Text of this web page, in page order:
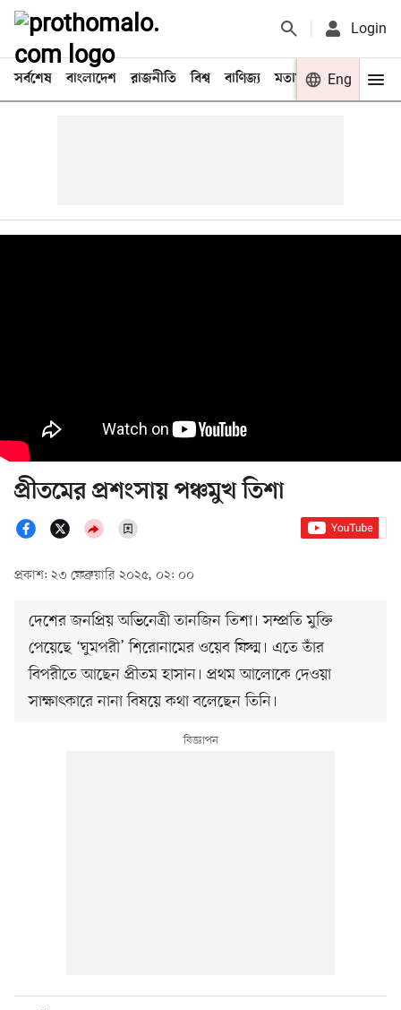
Login
সর্বশেষ বাংলাদেশ রাজনীতি বিশ্ব বাণিজ্য মতামত খেলা
Eng
প্রীতমের প্রশংসায় পঞ্চমুখ তিশা
প্রকাশ: ২৩ ফেব্রুয়ারি ২০২৫, ০২: ০০
দেশের জনপ্রিয় অভিনেত্রী তানজিন তিশা। সম্প্রতি মুক্তি
পেয়েছে ‘ঘুমপরী’ শিরোনামের ওয়েব ফিল্ম। এতে তাঁর
বিপরীতে আছেন প্রীতম হাসান। প্রথম আলোকে দেওয়া
সাক্ষাৎকারে নানা বিষয়ে কথা বলেছেন তিনি।